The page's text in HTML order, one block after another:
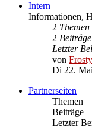
Intern
Informationen,
2 Themen
2 Beiträge
Letzter
von Frosty
Di 22.
Partnerseiten
Themen
Beiträge
Letzter